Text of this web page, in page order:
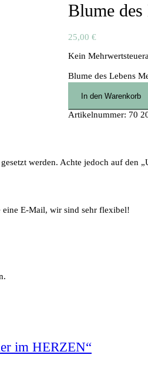
Blume des
25,00 €
Kein
Blume des Lebens
In den Warenkorb
Artikelnummer: 70
werden. Achte jedoch auf
eine E-Mail, wir sind sehr flexibel!
im HERZEN“